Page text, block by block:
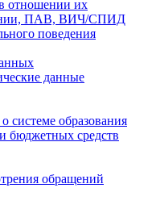
отношении их
ПАВ, ВИЧ/СПИД
поведения
данные
системе образования
бюджетных средств
обращений